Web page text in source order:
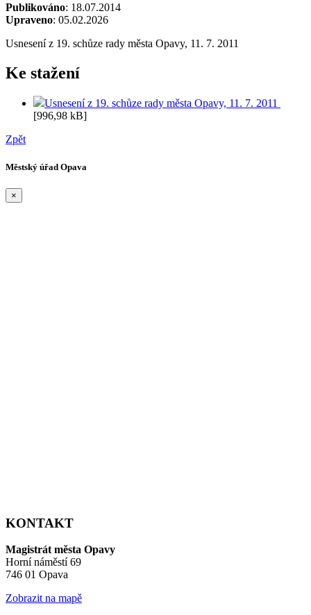
Publikováno: 18.07.2014
Upraveno: 05.02.2026
Usnesení z 19. schůze rady města Opavy, 11. 7. 2011
Ke stažení
Usnesení z 19. schůze rady města Opavy, 11. 7. 2011
[996,98 kB]
Zpět
Městský úřad Opava
×
KONTAKT
Magistrát města Opavy
Horní náměstí 69
746 01 Opava
Zobrazit na mapě